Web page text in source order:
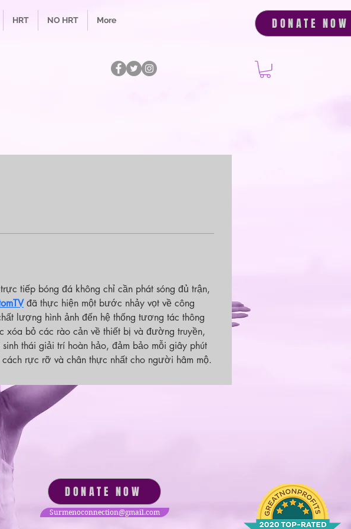
HRT NO HRT More DONATE NOW
tiếp bóng đá không chỉ cần phát sóng đủ trận,
đã thực hiện một bước nhảy vọt về công
lượng hình ảnh đến hệ thống tương tác thông
xóa bỏ các rào cản về thiết bị và đường truyền,
thái giải trí hoàn hảo, đảm bảo mỗi giây phút
rực rỡ và chân thực nhất cho người hâm mộ.
Surmenoconnection@gmail.com
DONATE NOW